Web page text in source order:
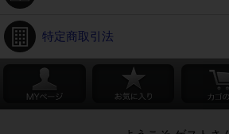
特定商取引法